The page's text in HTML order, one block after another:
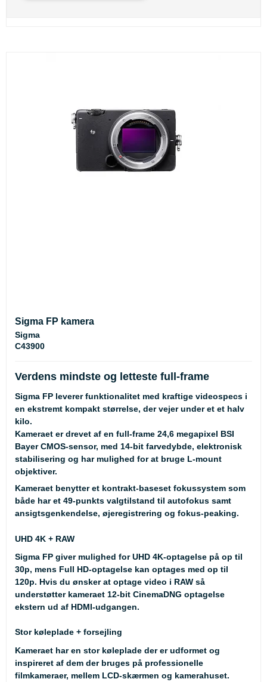
Sigma FP kamera
Sigma
C43900
Verdens mindste og letteste full-frame
Sigma FP leverer funktionalitet med kraftige videospecs i
en ekstremt kompakt størrelse, der vejer under et et halv
kilo.
Kameraet er drevet af en full-frame 24,6 megapixel BSI
Bayer CMOS-sensor, med 14-bit farvedybde, elektronisk
stabilisering og har mulighed for at bruge L-mount
objektiver.
Kameraet benytter et kontrakt-baseset fokussystem som
både har et 49-punkts valgtilstand til autofokus samt
ansigtsgenkendelse, øjeregistrering og fokus-peaking.
UHD 4K + RAW
Sigma FP giver mulighed for UHD 4K-optagelse på op til
30p, mens Full HD-optagelse kan optages med op til
120p. Hvis du ønsker at optage video i RAW så
understøtter kameraet 12-bit CinemaDNG optagelse
ekstern ud af HDMI-udgangen.
Stor køleplade + forsejling
Kameraet har en stor køleplade der er udformet og
inspireret af dem der bruges på professionelle
filmkameraer, mellem LCD-skærmen og kamerahuset.